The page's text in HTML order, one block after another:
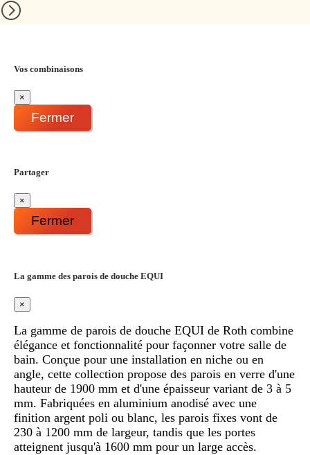
Vos combinaisons
×
Fermer
Partager
×
Fermer
La gamme des parois de douche EQUI
×
La gamme de parois de douche EQUI de Roth combine
élégance et fonctionnalité pour façonner votre salle de
bain. Conçue pour une installation en niche ou en
angle, cette collection propose des parois en verre d'une
hauteur de 1900 mm et d'une épaisseur variant de 3 à 5
mm. Fabriquées en aluminium anodisé avec une
finition argent poli ou blanc, les parois fixes vont de
230 à 1200 mm de largeur, tandis que les portes
atteignent jusqu'à 1600 mm pour un large accès.